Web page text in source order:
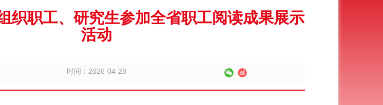
织职工、研究生参加全省职工阅读成果展示
活动
时间：2026-04-28